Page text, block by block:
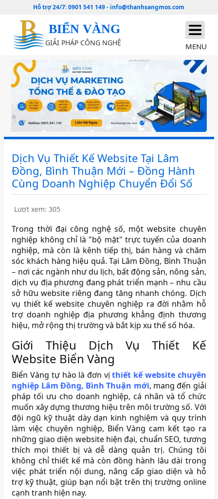
Hỗ trợ 24/7:0901 541 149- info@thanhsangmos.com
BIỂN VÀNG
GIẢI PHÁP CÔNG NGHỆ MENU
Dịch Vụ Thiết Kế Website Tại Lâm
Đồng, Bình Thuận Mới – Đồng Hành
Cùng Doanh Nghiệp Chuyển Đổi Số
Lượt xem: 305
Trong thời đại công nghệ số, một website chuyên
nghiệp không chỉ là "bộ mặt" trực tuyến của doanh
nghiệp, mà còn là kênh tiếp thị, bán hàng và chăm
sóc khách hàng hiệu quả. Tại Lâm Đồng, Bình Thuận
– nơi các ngành như du lịch, bất động sản, nông sản,
dịch vụ địa phương đang phát triển mạnh – nhu cầu
sở hữu website riêng đang tăng nhanh chóng. Dịch
vụ thiết kế website chuyên nghiệp ra đời nhằm hỗ
trợ doanh nghiệp địa phương khẳng định thương
hiệu, mở rộng thị trường và bắt kịp xu thế số hóa.
Giới Thiệu Dịch Vụ Thiết Kế
Website Biển Vàng
Biển Vàng tự hào là đơn vịthiết kế website chuyên
nghiệp Lâm Đồng, Bình Thuận mới, mang đến giải
pháp tối ưu cho doanh nghiệp, cá nhân và tổ chức
muốn xây dựng thương hiệu trên môi trường số. Với
đội ngũ kỹ thuật dày dạn kinh nghiệm và quy trình
làm việc chuyên nghiệp, Biển Vàng cam kết tạo ra
những giao diện website hiện đại, chuẩn SEO, tương
thích mọi thiết bị và dễ dàng quản trị. Chúng tôi
không chỉ thiết kế mà còn đồng hành lâu dài trong
việc phát triển nội dung, nâng cấp giao diện và hỗ
trợ kỹ thuật, giúp bạn nổi bật trên thị trường online
cạnh tranh hiện nay.